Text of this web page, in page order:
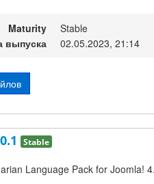
Maturity
Stable
выпуска
02.05.2023, 21:14
Stable
Language Pack for Joomla!